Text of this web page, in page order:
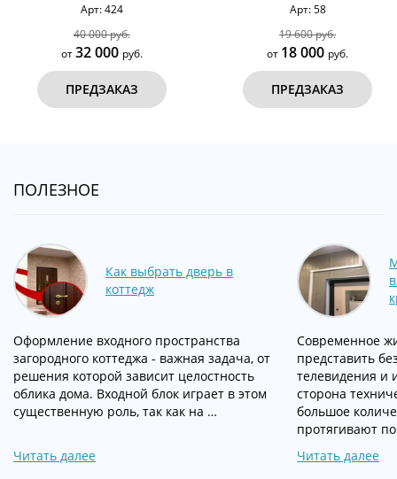
Арт: 424
40 000 руб.
от32 000 руб.
ПРЕДЗАКАЗ
Арт: 58
19 600 руб.
от 18 000 руб.
ПРЕДЗАКАЗ
ПОЛЕЗНОЕ
Как выбрать дверь в
коттедж
Оформление входного пространства
загородного коттеджа - важная задача, от
решения которой зависит целостность
облика дома. Входной блок играет в этом
существенную роль, так как на …
Читать далее
Современное
представить
телевидения и
сторона
большое
протягивают
Читать далее